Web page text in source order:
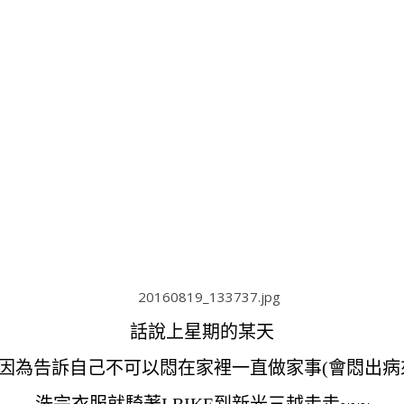
話說上星期的某天
為告訴自己不可以悶在家裡一直做家事(會悶出